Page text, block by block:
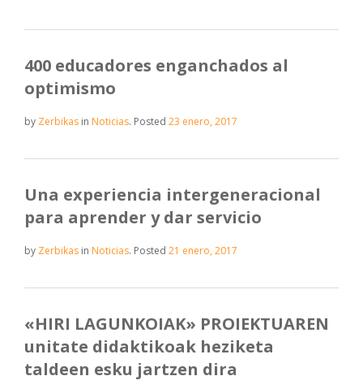
400 educadores enganchados al
optimismo
by Zerbikas in Noticias. Posted 23 enero, 2017
Una experiencia intergeneracional
para aprender y dar servicio
by Zerbikas in Noticias. Posted 21 enero, 2017
«HIRI LAGUNKOIAK» PROIEKTUAREN
unitate didaktikoak heziketa
taldeen esku jartzen dira